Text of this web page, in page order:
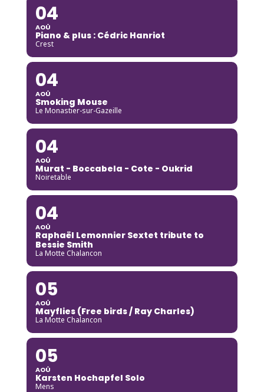
04
AOÛ
Piano & plus : Cédric Hanriot
Crest
04
AOÛ
Smoking Mouse
Le Monastier-sur-Gazeille
04
AOÛ
Murat - Boccabela - Cote - Oukrid
Noiretable
04
AOÛ
Raphaël Lemonnier Sextet tribute to
Bessie Smith
La Motte Chalancon
05
AOÛ
Mayflies (Free birds / Ray Charles)
La Motte Chalancon
05
AOÛ
Karsten Hochapfel Solo
Mens